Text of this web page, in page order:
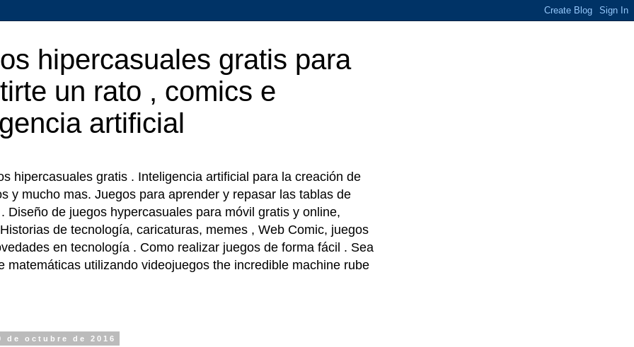
hipercasuales gratis para
un rato , comics e
artificial
hipercasuales gratis . Inteligencia artificial para la creación de
y mucho mas. Juegos para aprender y repasar las tablas de
Diseño de juegos hypercasuales para móvil gratis y online,
de tecnología, caricaturas, memes , Web Comic, juegos
en tecnología . Como realizar juegos de forma fácil . Sea
matemáticas utilizando videojuegos the incredible machine rube
de octubre de 2016